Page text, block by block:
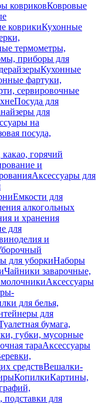
ковриковКовровые
коврикиКухонные
термометры,
приборы для
Кухонные
фартуки,
сервировочные
Посуда для
для
на
посуда,
горячий
и
Аксессуары для
Емкости для
алкогольных
и хранения
для
и
для уборкиНаборы
Чайники заварочные,
Аксессуары
для белья,
для
бумага,
губки, мусорные
тараАксессуары
средствВешалки-
КопилкиКартины,
для